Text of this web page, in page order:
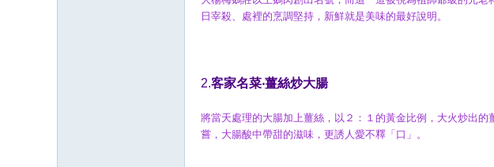
日宰殺、處裡的烹調堅持，新鮮就是美味的最好說明。
2.客家名菜‧薑絲炒大腸
將當天處理的大腸加上薑絲，以２：１的黃金比例，大火炒出
嘗，大腸酸中帶甜的滋味，更誘人愛不釋「口」。